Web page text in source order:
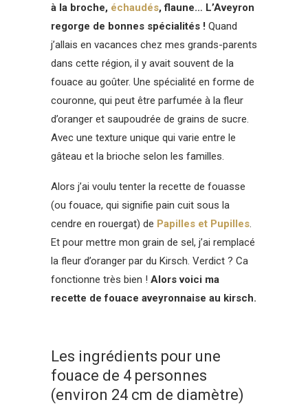
à la broche, échaudés, flaune… L’Aveyron
regorge de bonnes spécialités ! Quand
j’allais en vacances chez mes grands-parents
dans cette région, il y avait souvent de la
fouace au goûter. Une spécialité en forme de
couronne, qui peut être parfumée à la fleur
d’oranger et saupoudrée de grains de sucre.
Avec une texture unique qui varie entre le
gâteau et la brioche selon les familles.
Alors j’ai voulu tenter la recette de fouasse
(ou fouace, qui signifie pain cuit sous la
cendre en rouergat) de Papilles et Pupilles.
Et pour mettre mon grain de sel, j’ai remplacé
la fleur d’oranger par du Kirsch. Verdict ? Ca
fonctionne très bien ! Alors voici ma
recette de fouace aveyronnaise au kirsch.
Les ingrédients pour une
fouace de 4 personnes
(environ 24 cm de diamètre)